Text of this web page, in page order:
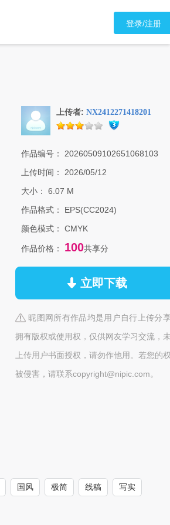
登录/注册
上传者: NX2412271418201
作品编号：
20260509102651068103
上传时间：
2026/05/12
大小：
6.07 M
作品格式：
EPS(CC2024)
颜色模式：
CMYK
作品价格： 100共享分
立即下载
昵图网所有作品均是用户自行上传分
拥有版权或使用权，仅供网友学习交流，
上传用户书面授权，请勿作他用。若您的
被侵害，请联系copyright@nipic.com。
国风 极简 线稿 写实